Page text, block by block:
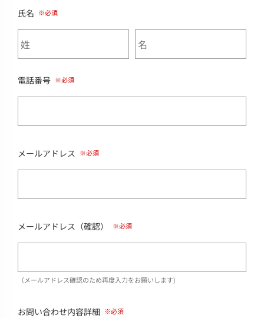
氏名
電話番号
メールアドレス
メールアドレス（確認）
（メールアドレス確認のため再度入力をお願いします)
お問い合わせ内容詳細